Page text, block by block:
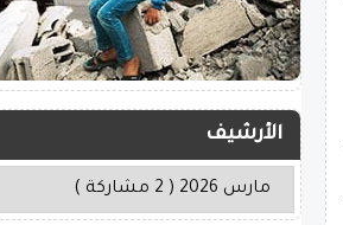
الأرشيف